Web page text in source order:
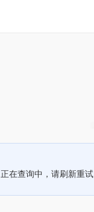
正在查询中，请刷新重试